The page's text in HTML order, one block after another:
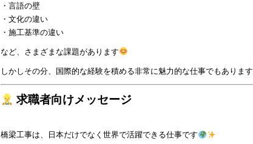
・言語の壁
・文化の違い
・施工基準の違い
など、さまざまな課題があります
しかしその分、国際的な経験を積める非常に魅力的な仕事でもあります
求職者向けメッセージ
橋梁工事は、日本だけでなく世界で活躍できる仕事です